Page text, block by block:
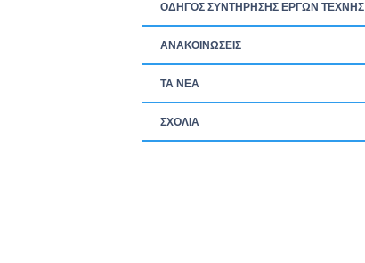
ΟΔΗΓΟΣ ΣΥΝΤΗΡΗΣΗΣ ΕΡΓΩΝ ΤΕΧΝΗΣ
ΑΝΑΚΟΙΝΩΣΕΙΣ
ΤΑ ΝEΑ
ΣΧΟΛΙΑ